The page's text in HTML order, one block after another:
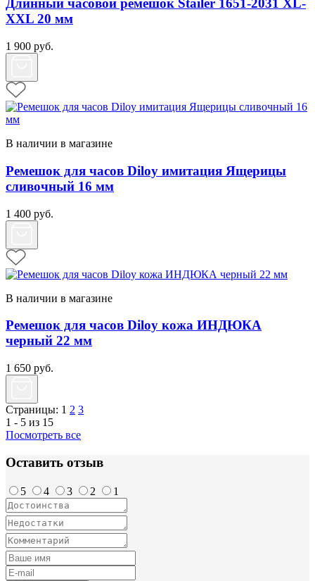
Длинный часовой ремешок Stailer 1651-2031 XL-
XXL 20 мм
1 900 руб.
В наличии в магазине
Ремешок для часов Diloy имитация Ящерицы
сливочный 16 мм
1 400 руб.
В наличии в магазине
Ремешок для часов Diloy кожа ИНДЮКА
черный 22 мм
1 650 руб.
Страницы: 1 2 3
1 - 5 из 15
Посмотреть все
Оставить отзыв
5 4 3 2 1